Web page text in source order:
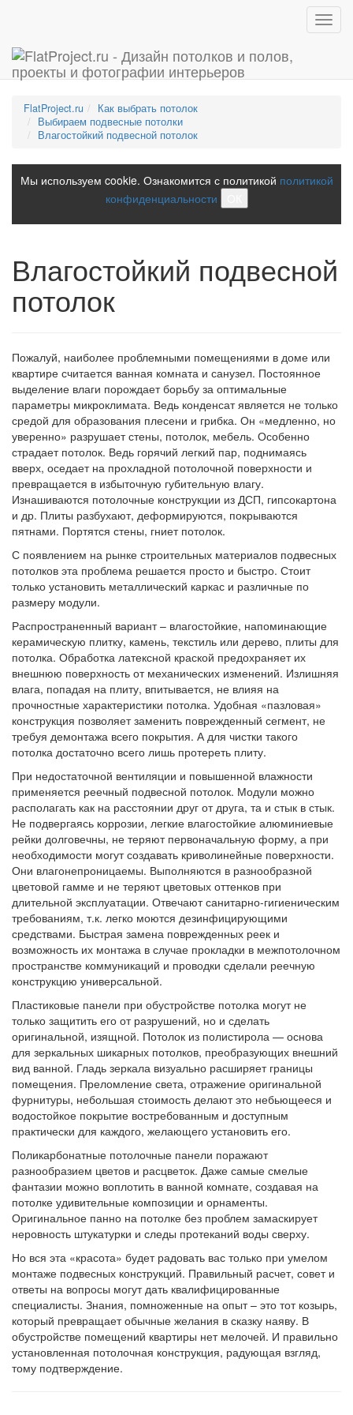
FlatProject.ru
Как выбрать потолок
Выбираем подвесные потолки
Влагостойкий подвесной потолок
Мы используем cookie. Ознакомится с политикой политикой
конфиденциальности
Влагостойкий подвесной
потолок
Пожалуй, наиболее проблемными помещениями в доме или
квартире считается ванная комната и санузел. Постоянное
выделение влаги порождает борьбу за оптимальные
параметры микроклимата. Ведь конденсат является не только
средой для образования плесени и грибка. Он «медленно, но
уверенно» разрушает стены, потолок, мебель. Особенно
страдает потолок. Ведь горячий легкий пар, поднимаясь
вверх, оседает на прохладной потолочной поверхности и
превращается в избыточную губительную влагу.
Изнашиваются потолочные конструкции из ДСП, гипсокартона
и др. Плиты разбухают, деформируются, покрываются
пятнами. Портятся стены, гниет потолок.
С появлением на рынке строительных материалов подвесных
потолков эта проблема решается просто и быстро. Стоит
только установить металлический каркас и различные по
размеру модули.
Распространенный вариант – влагостойкие, напоминающие
керамическую плитку, камень, текстиль или дерево, плиты для
потолка. Обработка латексной краской предохраняет их
внешнюю поверхность от механических изменений. Излишняя
влага, попадая на плиту, впитывается, не влияя на
прочностные характеристики потолка. Удобная «пазловая»
конструкция позволяет заменить поврежденный сегмент, не
требуя демонтажа всего покрытия. А для чистки такого
потолка достаточно всего лишь протереть плиту.
При недостаточной вентиляции и повышенной влажности
применяется реечный подвесной потолок. Модули можно
располагать как на расстоянии друг от друга, та и стык в стык.
Не подвергаясь коррозии, легкие влагостойкие алюминиевые
рейки долговечны, не теряют первоначальную форму, а при
необходимости могут создавать криволинейные поверхности.
Они влагонепроницаемы. Выполняются в разнообразной
цветовой гамме и не теряют цветовых оттенков при
длительной эксплуатации. Отвечают санитарно-гигиеническим
требованиям, т.к. легко моются дезинфицирующими
средствами. Быстрая замена поврежденных реек и
возможность их монтажа в случае прокладки в межпотолочном
пространстве коммуникаций и проводки сделали реечную
конструкцию универсальной.
Пластиковые панели при обустройстве потолка могут не
только защитить его от разрушений, но и сделать
оригинальной, изящной. Потолок из полистирола — основа
для зеркальных шикарных потолков, преобразующих внешний
вид ванной. Гладь зеркала визуально расширяет границы
помещения. Преломление света, отражение оригинальной
фурнитуры, небольшая стоимость делают это небьющееся и
водостойкое покрытие востребованным и доступным
практически для каждого, желающего установить его.
Поликарбонатные потолочные панели поражают
разнообразием цветов и расцветок. Даже самые смелые
фантазии можно воплотить в ванной комнате, создавая на
потолке удивительные композиции и орнаменты.
Оригинальное панно на потолке без проблем замаскирует
неровность штукатурки и следы протеканий воды сверху.
Но вся эта «красота» будет радовать вас только при умелом
монтаже подвесных конструкций. Правильный расчет, совет и
ответы на вопросы могут дать квалифицированные
специалисты. Знания, помноженные на опыт – это тот козырь,
который превращает обычные желания в сказку наяву. В
обустройстве помещений квартиры нет мелочей. И правильно
установленная потолочная конструкция, радующая взгляд,
тому подтверждение.